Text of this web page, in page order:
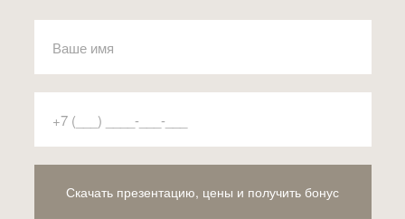
Скачать презентацию, цены и получить бонус